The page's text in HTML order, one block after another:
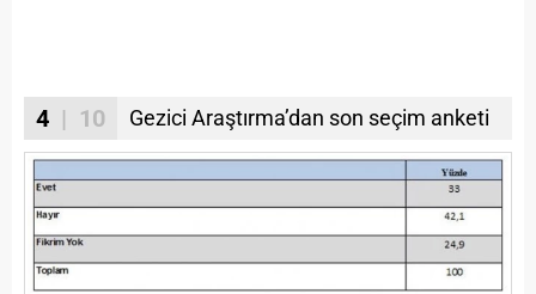
4 | 10 Gezici Araştırma’dan son seçim anketi